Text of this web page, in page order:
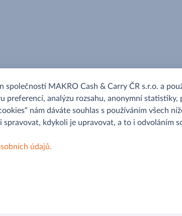
společností MAKRO Cash & Carry ČR s.r.o. a
preferencí, analýzu rozsahu, anonymní
nám dáváte souhlas s používáním všech
spravovat, kdykoli je upravovat, a to i odvoláním
údajů.